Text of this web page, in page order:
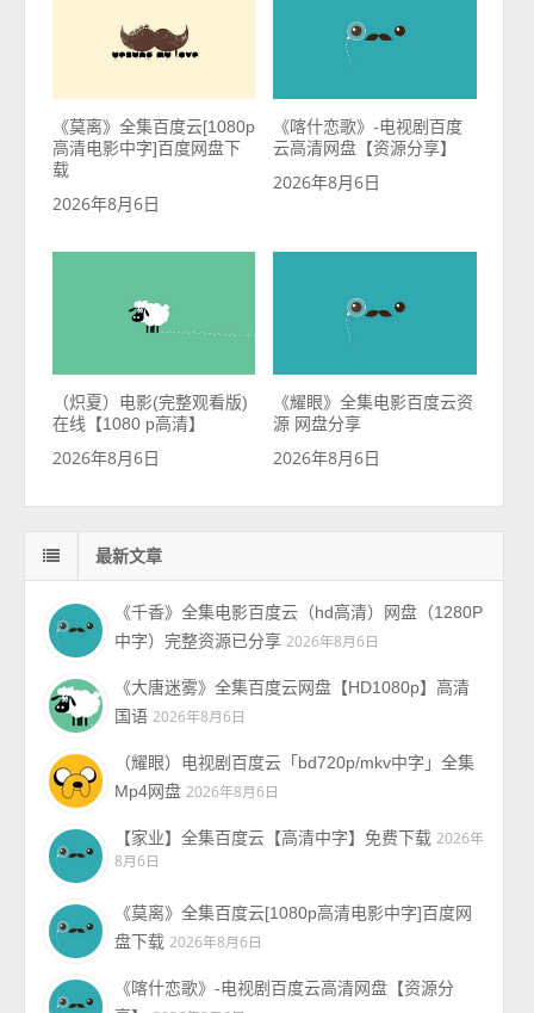
《莫离》全集百度云[1080p
高清电影中字]百度网盘下
载
2026年8月6日
《喀什恋歌》-电视剧百度
云高清网盘【资源分享】
2026年8月6日
（炽夏）电影(完整观看版)
在线【1080 p高清】
2026年8月6日
《耀眼》全集电影百度云资
源 网盘分享
2026年8月6日
最新文章
《千香》全集电影百度云（hd高清）网盘（1280P
中字）完整资源已分享 2026年8月6日
《大唐迷雾》全集百度云网盘【HD1080p】高清
国语 2026年8月6日
（耀眼）电视剧百度云「bd720p/mkv中字」全集
Mp4网盘 2026年8月6日
【家业】全集百度云【高清中字】免费下载 2026年
8月6日
《莫离》全集百度云[1080p高清电影中字]百度网
盘下载 2026年8月6日
《喀什恋歌》-电视剧百度云高清网盘【资源分